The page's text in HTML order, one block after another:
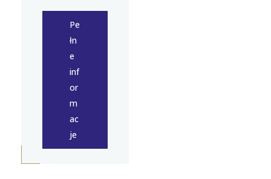
Pe
łn
e
inf
or
m
ac
je